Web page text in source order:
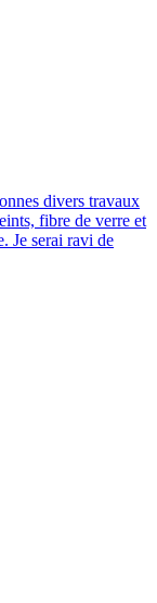
divers travaux
fibre de verre et
Je serai ravi de